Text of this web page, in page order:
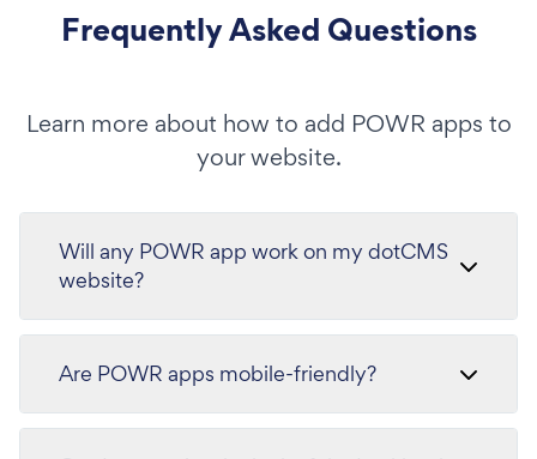
Frequently Asked Questions
Learn more about how to add POWR apps to
your website.
Will any POWR app work on my dotCMS
website?
Are POWR apps mobile-friendly?